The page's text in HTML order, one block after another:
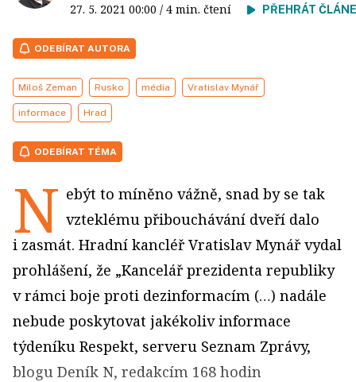
27. 5. 2021 00:00 / 4 min. čtení PŘEHRÁT
ODEBÍRAT AUTORA
Miloš Zeman Rusko média Vratislav Mynář
informace Hrad
ODEBÍRAT TÉMA
N ebýt to míněno vážně, snad by se tak
vzteklému přibouchávání dveří dalo
i zasmát. Hradní kancléř Vratislav Mynář vydal
prohlášení, že „Kancelář prezidenta republiky
v rámci boje proti dezinformacím (…) nadále
nebude poskytovat jakékoliv informace
týdeníku Respekt, serveru Seznam Zprávy,
blogu Deník N, redakcím 168 hodin